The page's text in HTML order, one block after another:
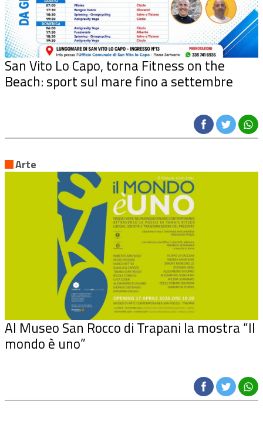
San Vito Lo Capo, torna Fitness on the
Beach: sport sul mare fino a settembre
Arte
Al Museo San Rocco di Trapani la mostra “Il
mondo è uno”